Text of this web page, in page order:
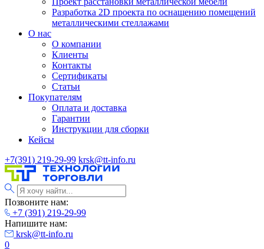
Разработка 2D проекта по оснащению помещений
металлическими стеллажами
О нас
О компании
Клиенты
Контакты
Сертификаты
Статьи
Покупателям
Оплата и доставка
Гарантии
Инструкции для сборки
Кейсы
+7(391) 219-29-99 krsk@tt-info.ru
Позвоните нам:
+7 (391) 219-29-99
Напишите нам:
krsk@tt-info.ru
0